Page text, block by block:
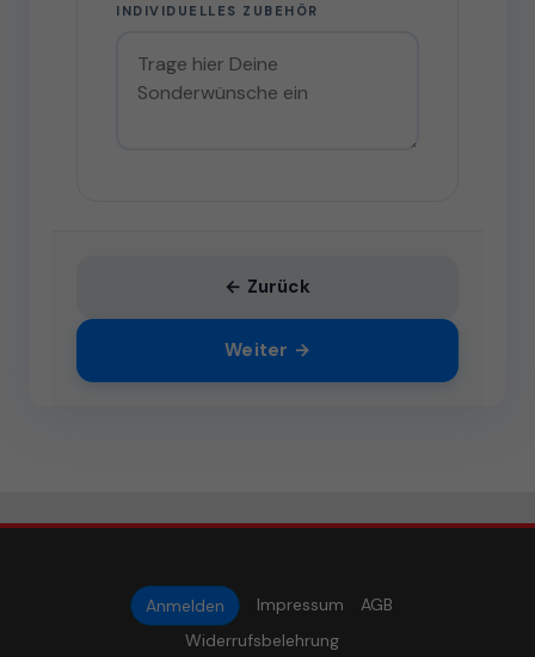
INDIVIDUELLES ZUBEHÖR
← Zurück
Weiter →
Anmelden Impressum
AGB
Widerrufsbelehrung